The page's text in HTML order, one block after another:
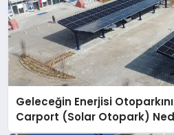
Geleceğin Enerjisi
Carport (Solar Otopark)